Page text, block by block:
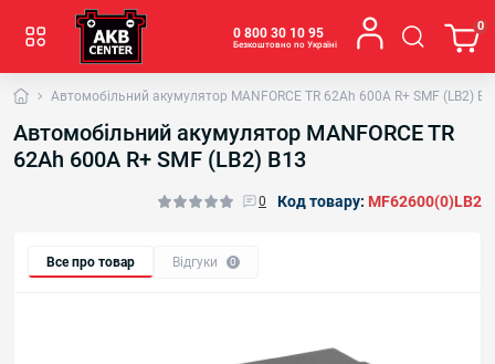
0 800 30 10 95
Безкоштовно по Україні
0
Автомобільний акумулятор MANFORСE TR 62Ah 600A R+ SMF (LB2)
Автомобільний акумулятор MANFORСE TR
62Ah 600A R+ SMF (LB2) B13
0 Код товару: MF62600(0)LB2
Все про товар Відгуки 0